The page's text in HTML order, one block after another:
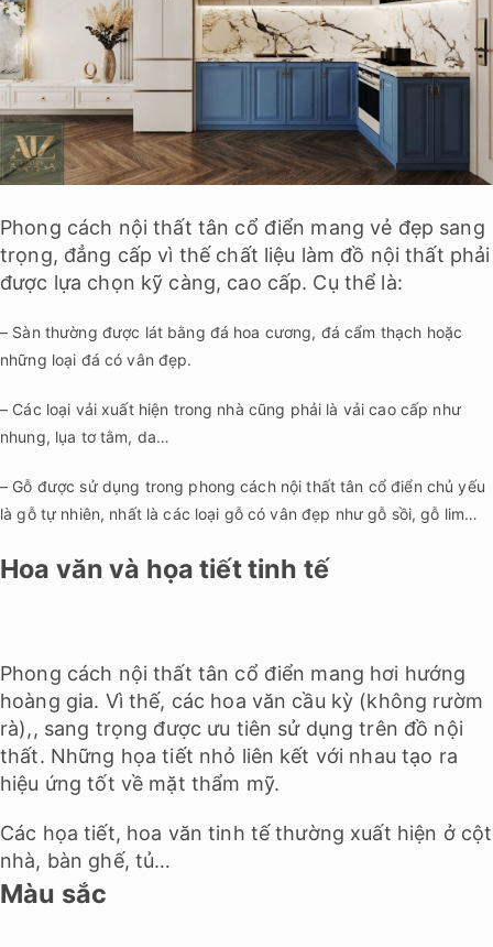
Phong cách nội thất tân cổ điển mang vẻ đẹp sang
trọng, đẳng cấp vì thế chất liệu làm đồ nội thất phải
được lựa chọn kỹ càng, cao cấp. Cụ thể là:
– Sàn thường được lát bằng đá hoa cương, đá cẩm thạch hoặc
những loại đá có vân đẹp.
– Các loại vải xuất hiện trong nhà cũng phải là vải cao cấp như
nhung, lụa tơ tằm, da…
– Gỗ được sử dụng trong phong cách nội thất tân cổ điển chủ yếu
là gỗ tự nhiên, nhất là các loại gỗ có vân đẹp như gỗ sồi, gỗ lim…
Hoa văn và họa tiết tinh tế
Phong cách nội thất tân cổ điển mang hơi hướng
hoàng gia. Vì thế, các hoa văn cầu kỳ (không rườm
rà),, sang trọng được ưu tiên sử dụng trên đồ nội
thất. Những họa tiết nhỏ liên kết với nhau tạo ra
hiệu ứng tốt về mặt thẩm mỹ.
Các họa tiết, hoa văn tinh tế thường xuất hiện ở cột
nhà, bàn ghế, tủ…
Màu sắc